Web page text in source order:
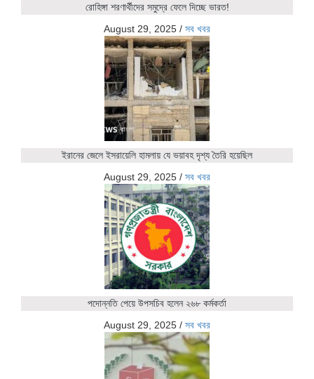
রোহিঙ্গা শরণার্থীদের সমুদ্রে ফেলে দিচ্ছে ভারত!
August 29, 2025 / সব খবর
ইরানের জেলে ইসরায়েলি হামলায় যে ভয়াবহ দৃশ্য তৈরি হয়েছিল
August 29, 2025 / সব খবর
পদোন্নতি পেয়ে উপসচিব হলেন ২৬৮ কর্মকর্তা
August 29, 2025 / সব খবর